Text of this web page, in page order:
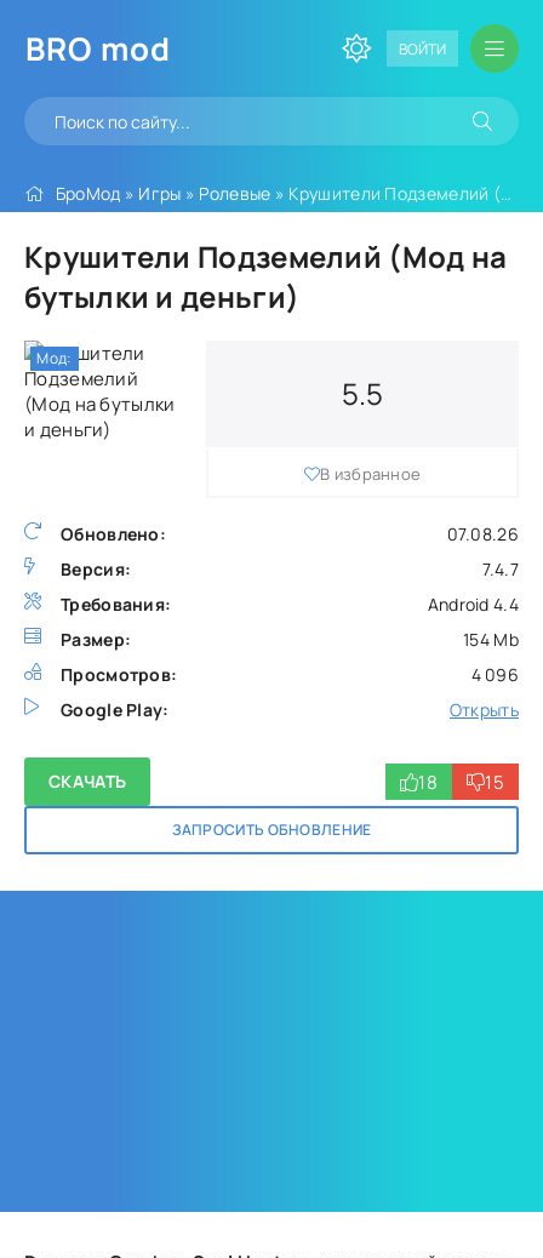
BRO mod ВОЙТИ
БроМод » Игры » Ролевые » Крушители Подземелий (Мод на бутылки и деньги)
Крушители Подземелий (Мод на
бутылки и деньги)
Обновлено:
07.08.26
Версия:
7.4.7
Требования:
Android 4.4
Размер:
154 Mb
Просмотров:
4 096
Google Play:
Открыть
5.5
В избранное
СКАЧАТЬ
ЗАПРОСИТЬ ОБНОВЛЕНИЕ
18 15
Мод: